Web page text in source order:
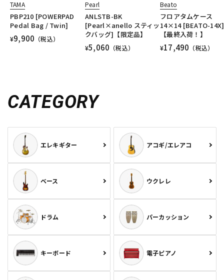
TAMA
PBP210 [POWERPAD
Pedal Bag / Twin]
¥9,900 （税込）
Pearl
ANLSTB-BK
[Pearl×anello スティッ
クバッグ]【限定品】
¥5,060 （税込）
Beato
フロアタムケース
14×14 [BEATO-14X]
【最終入荷！】
¥17,490 （税込）
CATEGORY
エレキギター アコギ/エレアコ
ベース ウクレレ
ドラム パーカッション
キーボード 電子ピアノ